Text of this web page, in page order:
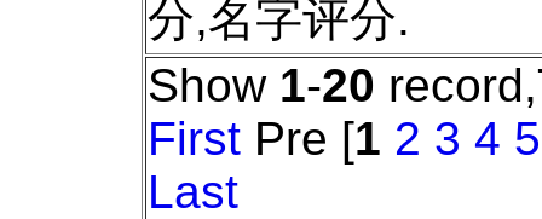
分,名字评分.
Show 1-20
First Pre [1 2 3 4 5
Last